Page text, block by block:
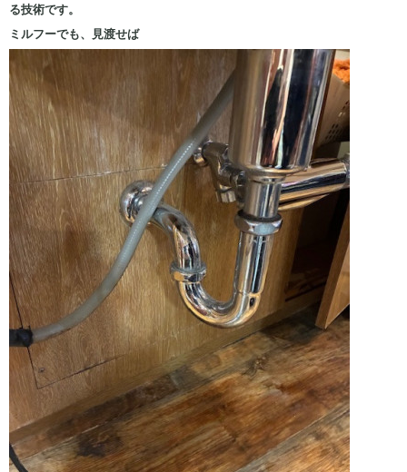
る技術です。
ミルフーでも、見渡せば